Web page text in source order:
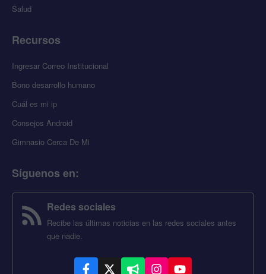
Salud
Recursos
Ingresar Correo Institucional
Bono desarrollo humano
Cuál es mi ip
Consejos Android
Gimnasio Cerca De Mi
Síguenos en:
Redes sociales
Recibe las últimas noticias en las redes sociales antes
que nadie.